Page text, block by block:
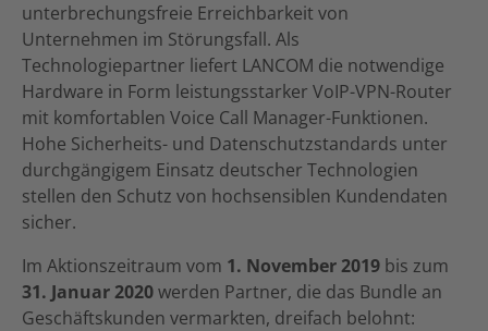
unterbrechungsfreie Erreichbarkeit von
Unternehmen im Störungsfall. Als
Technologiepartner liefert LANCOM die notwendige
Hardware in Form leistungsstarker VoIP-VPN-Router
mit komfortablen Voice Call Manager-Funktionen.
Hohe Sicherheits- und Datenschutzstandards unter
durchgängigem Einsatz deutscher Technologien
stellen den Schutz von hochsensiblen Kundendaten
sicher.
Im Aktionszeitraum vom 1. November 2019 bis zum
31. Januar 2020werden Partner, die das Bundle an
Geschäftskunden vermarkten, dreifach belohnt: